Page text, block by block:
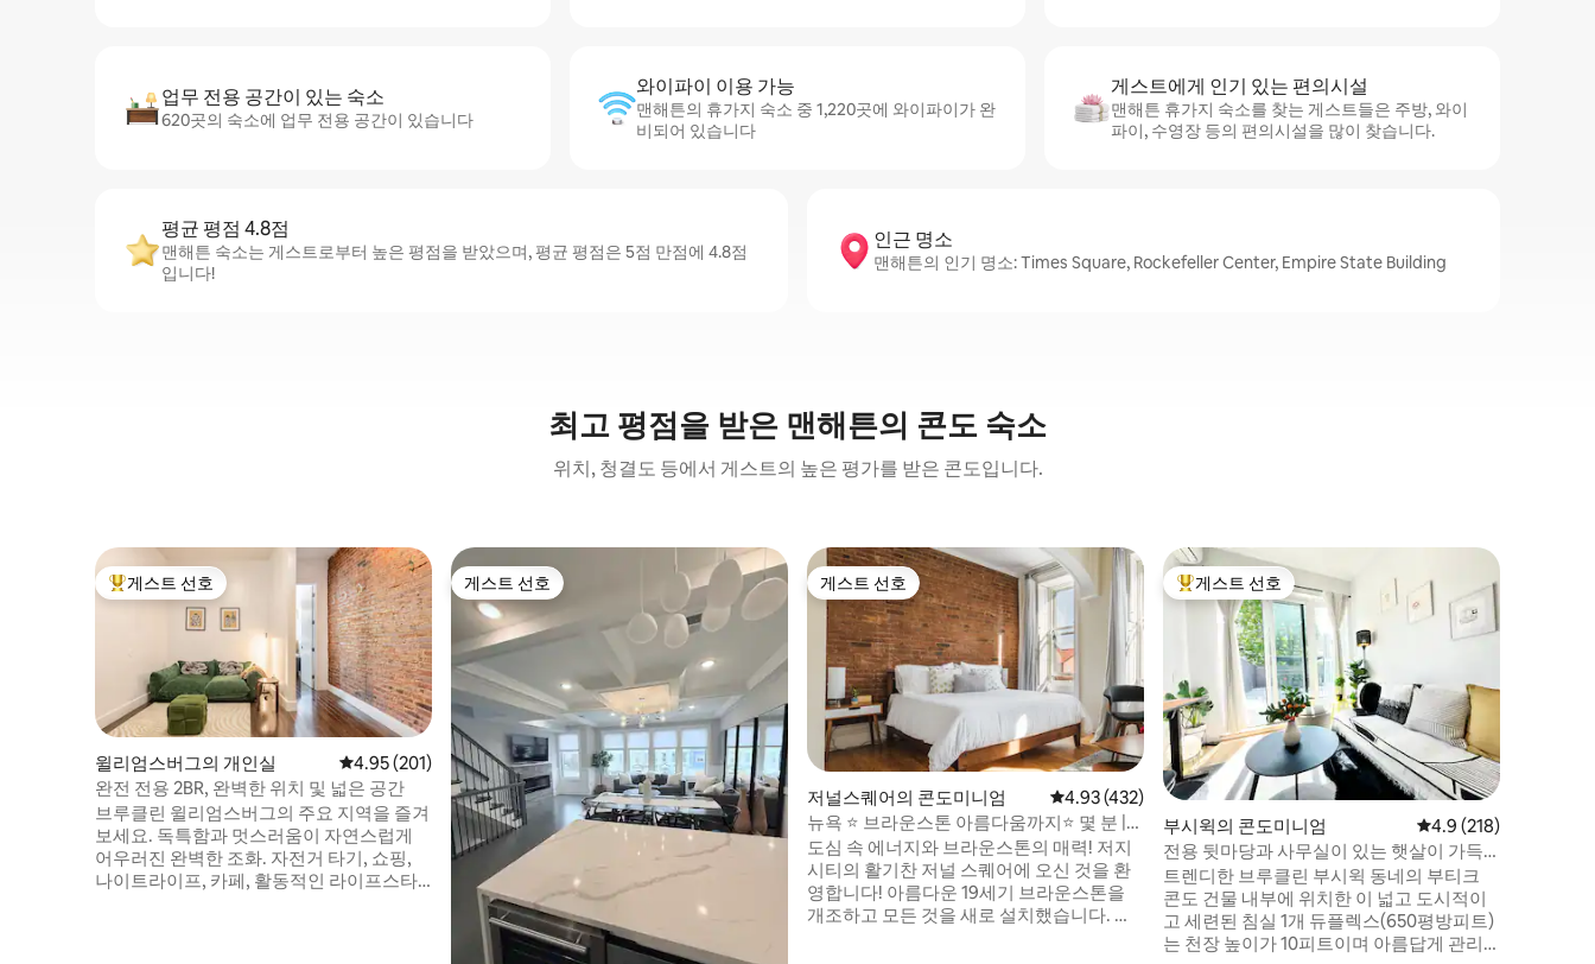
업무 전용 공간이 있는 숙소
620곳의 숙소에 업무 전용 공간이 있습니다
와이파이 이용 가능
맨해튼의 휴가지 숙소 중 1,220곳에 와이파이가 완
비되어 있습니다
게스트에게 인기 있는 편의시설
맨해튼 휴가지 숙소를 찾는 게스트들은 주방, 와이
파이, 수영장 등의 편의시설을 많이 찾습니다.
평균 평점 4.8점
맨해튼 숙소는 게스트로부터 높은 평점을 받았으며, 평균 평점은 5점 만점에 4.8점
입니다!
인근 명소
맨해튼의 인기 명소: Times Square, Rockefeller Center, Empire State Building
최고 평점을 받은 맨해튼의 콘도 숙소
위치, 청결도 등에서 게스트의 높은 평가를 받은 콘도입니다.
상위 게스트 선호
게스트 선호
윌리엄스버그의 개인실 평점 4.95점(5점 만점), 후기 201개
4.95 (201)
완전 전용 2BR, 완벽한 위치 및 넓은 공간
브루클린 윌리엄스버그의 주요 지역을 즐겨
보세요. 독특함과 멋스러움이 자연스럽게
어우러진 완벽한 조화. 자전거 타기, 쇼핑,
나이트라이프, 카페, 활동적인 라이프스타
게스트 선호
게스트 선호 게스트 선호
게스트 선호
저널스퀘어의 콘도미니엄 평점 4.93점(5점 만점), 후기 432개
4.93 (432)
뉴욕 ⭐ 브라운스톤 아름다움까지⭐ 몇 분 |
무료 주차
도심 속 에너지와 브라운스톤의 매력! 저지
시티의 활기찬 저널 스퀘어에 오신 것을 환
영합니다! 아름다운 19세기 브라운스톤을
개조하고 모든 것을 새로 설치했습니다. 전
상위 게스트 선호
게스트 선호
부시윅의 콘도미니엄 평점 4.9점(5점 만점),
4.9 (218)
전용 뒷마당과 사무실이 있는 햇살이 가득
한 듀플렉스
트렌디한 브루클린 부시윅 동네의 부티크
콘도 건물 내부에 위치한 이 넓고 도시적이
고 세련된 침실 1개 듀플렉스(650평방피트)
는 천장 높이가 10피트이며 아름답게 관리